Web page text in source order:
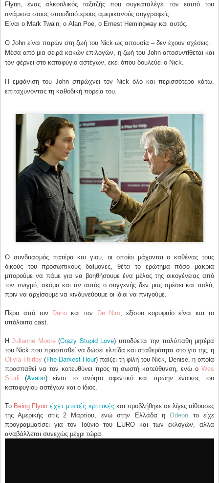
Flynn, ένας αλκοολικός ταξιτζής που συγκαταλέγει τον εαυτό του
ανάμεσα στους σπουδαιότερους αμερικανούς συγγραφείς.
Είναι ο Mark Twain, ο Alan Poe, ο Ernest Hemingway και αυτός.
Ο John είναι παρών στη ζωή του Nick ως απουσία – δεν έχουν σχέσεις.
Μέσα από μια σειρά κακών επιλογών, η ζωή του John αποσυντίθεται και
τον φέρνει στο καταφύγιο αστέγων, εκεί όπου δουλεύει ο Nick.
Η εμφάνιση του John σπρώχνει τον Nick όλο και περισσότερο κάτω,
επιταχύνοντας τη καθοδική πορεία του.
Ο συνδυασμός πατέρα και γιου, οι οποίοι μάχονται ο καθένας τους
δικούς του προσωπικούς δαίμονες, θέτει το ερώτημα πόσο μακριά
μπορούμε να πάμε για να βοηθήσουμε ένα μέλος της οικογένειας από
τον πνιγμό, ακόμα και αν αυτός ο συγγενής δεν μας αρέσει και πολύ,
πριν να αρχίσουμε να κινδυνεύουμε οι ίδιοι να πνιγούμε.
Πέρα από τον Danoκαι τον De Niro, εξίσου κορυφαίο είναι και το
υπόλοιπο cast.
ΗJulianne Moore(Crazy Stupid Love) υποδύεται την πολύπαθη μητέρα
του Nick που προσπαθεί να δώσει ελπίδα και σταθερότητα στο γιο της, η
Olivia Thirlby (The Darkest Hour) παίζει τη φίλη του Nick, Denise, η οποία
προσπαθεί να τον κατευθύνει προς τη σωστή κατεύθυνση, ενώ ο Wes
Studi (Avatar) είναι το ανόητο αφεντικό και πρώην ένοικος του
καταφυγίου αστέγων και ο ίδιος.
Το Being Flynn έχει μικτές κριτικές και προβλήθηκε σε λίγες αίθουσες
της Αμερικής στις 2 Μαρτίου, ενώ στην Ελλάδα ηOdeon το είχε
προγραμματίσει για τον Ιούνιο του EURO και των εκλογών, αλλά
αναβάλλεται συνεχώς μέχρι τώρα.